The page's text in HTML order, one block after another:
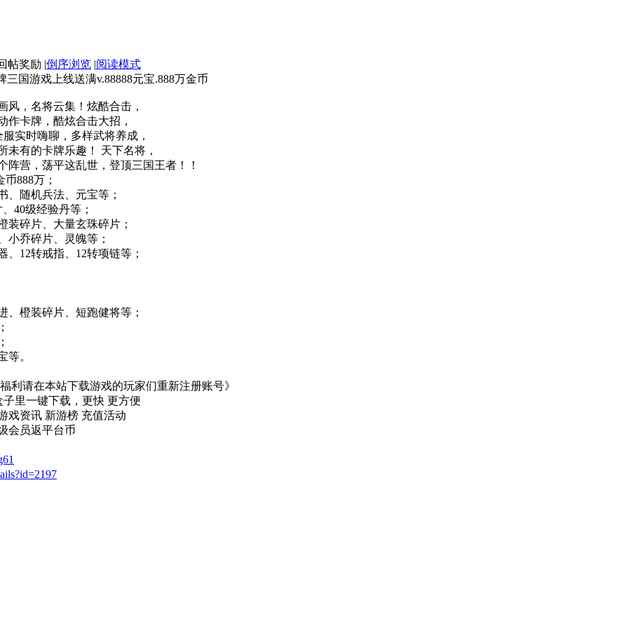
|倒序浏览 |阅读模式
国游戏上线送满v.88888元宝.888万金币
风，名将云集！炫酷合击，
作卡牌，酷炫合击大招，
实时嗨聊，多样武将养成，
有的卡牌乐趣！ 天下名将，
营，荡平这乱世，登顶三国王者！！
888万；
随机兵法、元宝等；
40级经验丹等；
碎片、大量玄珠碎片；
乔碎片、灵魄等；
12转戒指、12转项链等；
橙装碎片、短跑健将等；
等。
利请在本站下载游戏的玩家们重新注册账号》
里一键下载，更快 更方便
戏资讯 新游榜 充值活动
会员返平台币